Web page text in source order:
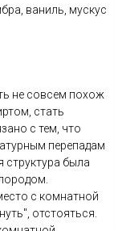
ваниль, мускус
не совсем похож
стать
с тем, что
перепадам
структура была
с комнатной
отстояться.